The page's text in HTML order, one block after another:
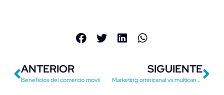
Previo
ANTERIOR
Beneficios del comercio móvil
SIGUIENTE
Marketing omnicanal vs multicanal, ¿cuál es la diferencia?